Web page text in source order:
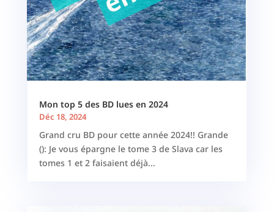
Mon top 5 des BD lues en 2024
Déc 18, 2024
Grand cru BD pour cette année 2024!! Grande
(): Je vous épargne le tome 3 de Slava car les
tomes 1 et 2 faisaient déjà...